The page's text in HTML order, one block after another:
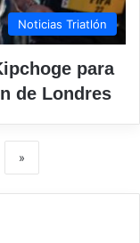
Noticias Triatlón
para
de Londres
»